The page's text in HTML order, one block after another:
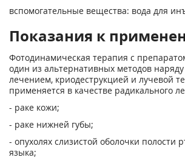
вспомогательные вещества: вода для
Показания к
Фотодинамическая терапия с
один из альтернативных методов
лечением, криодеструкцией и лучевой
применяется в качестве радикального
- раке кожи;
- раке нижней губы;
- опухолях слизистой оболочки полости
языка;